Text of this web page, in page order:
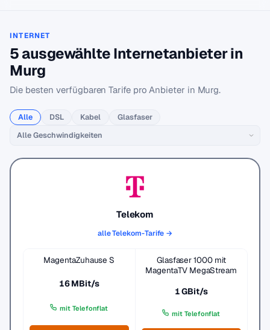
INTERNET
5 ausgewählte Internetanbieter in
Murg
Die besten verfügbaren Tarife pro Anbieter in Murg.
Alle DSL Kabel Glasfaser
Telekom
alle Telekom-Tarife →
MagentaZuhause S
16 MBit/s
mit Telefonflat
Glasfaser 1000 mit
MagentaTV MegaStream
1 GBit/s
mit Telefonflat